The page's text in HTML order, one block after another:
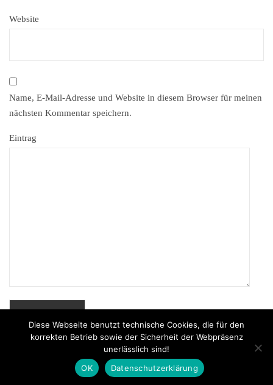
Website
Name, E-Mail-Adresse und Website in diesem Browser für meinen
nächsten Kommentar speichern.
Eintrag
Powered by MenschKunst © 2026
Diese Webseite benutzt technische Cookies, die für den
korrekten Betrieb sowie der Sicherheit der Webpräsenz
unerlässlich sind!
OK
Datenschutzerklärung